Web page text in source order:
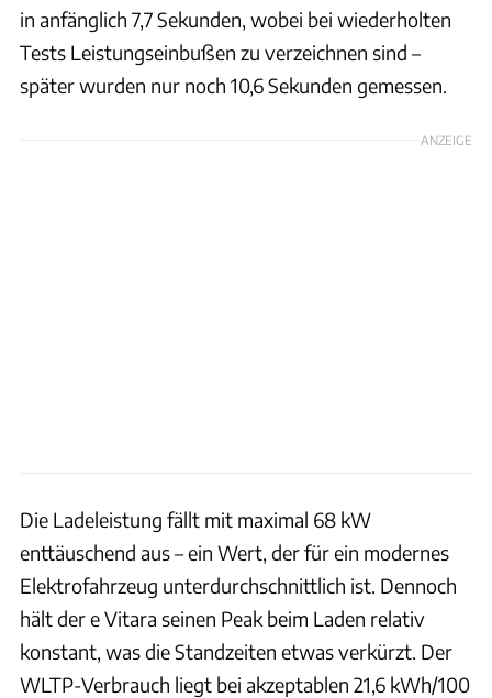
in anfänglich 7,7 Sekunden, wobei bei wiederholten
Tests Leistungseinbußen zu verzeichnen sind –
später wurden nur noch 10,6 Sekunden gemessen.
ANZEIGE
Die Ladeleistung fällt mit maximal 68 kW
enttäuschend aus – ein Wert, der für ein modernes
Elektrofahrzeug unterdurchschnittlich ist. Dennoch
hält der e Vitara seinen Peak beim Laden relativ
konstant, was die Standzeiten etwas verkürzt. Der
WLTP-Verbrauch liegt bei akzeptablen 21,6 kWh/100